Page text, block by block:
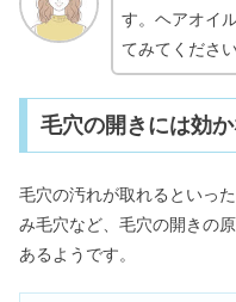
す。ヘアオイ
てみてください
毛穴の開きには効か
毛穴の汚れが取れるといっ
み毛穴など、毛穴の開きの
あるようです。